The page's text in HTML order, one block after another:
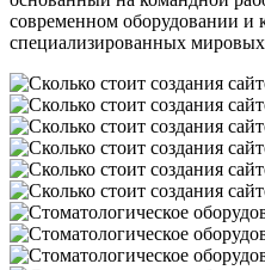
современном оборудовании и
специализированных